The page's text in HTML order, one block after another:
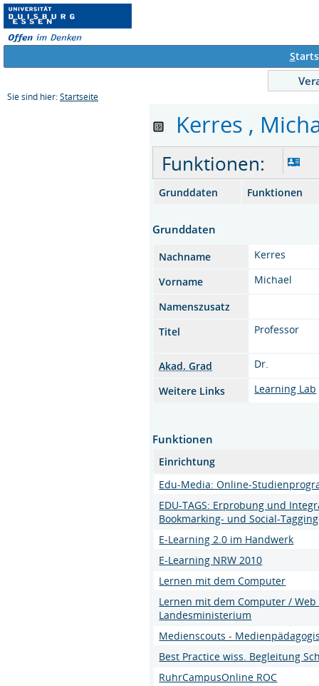
S
Sie sind hier: Startseite
Kerres ,
Funktionen:
Grunddaten Funktionen
Grunddaten
Nachname
Kerres
Vorname
Michael
Namenszusatz
Titel
Professor
Akad. Grad
Dr.
Weitere Links
Learning Lab
Funktionen
Einrichtung
Edu-Media: Online-
EDU-TAGS: Erprobung und
Bookmarking- und Social-
E-Learning 2.0 im Handwerk
E-Learning NRW 2010
Lernen mit dem Computer
Lernen mit dem Computer /
Landesministerium
Medienscouts -
Best Practice wiss. Begleitung
RuhrCampusOnline ROC